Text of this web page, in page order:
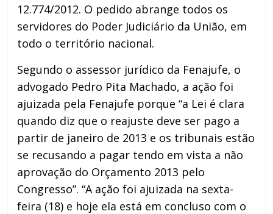
12.774/2012. O pedido abrange todos os
servidores do Poder Judiciário da União, em
todo o território nacional.
Segundo o assessor jurídico da Fenajufe, o
advogado Pedro Pita Machado, a ação foi
ajuizada pela Fenajufe porque “a Lei é clara
quando diz que o reajuste deve ser pago a
partir de janeiro de 2013 e os tribunais estão
se recusando a pagar tendo em vista a não
aprovação do Orçamento 2013 pelo
Congresso”. “A ação foi ajuizada na sexta-
feira (18) e hoje ela está em concluso com o